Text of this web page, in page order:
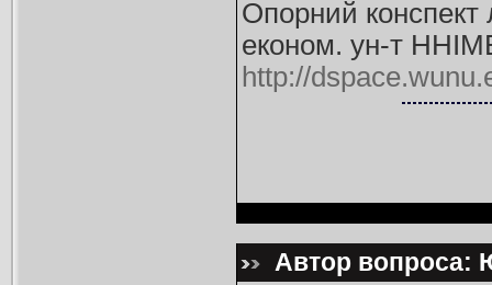
Опорний конспект
економ. ун-т
http://
Автор вопроса: